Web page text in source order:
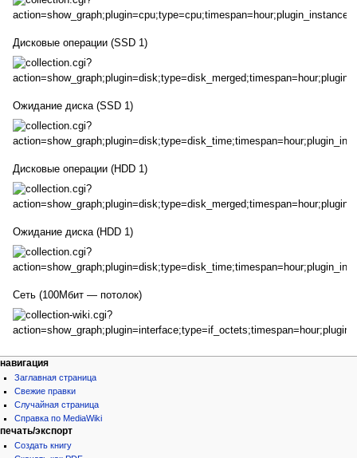
Дисковые операции (SSD 1)
Ожидание диска (SSD 1)
Дисковые операции (HDD 1)
Ожидание диска (HDD 1)
Сеть (100Мбит — потолок)
навигация
Заглавная страница
Свежие правки
Случайная страница
Справка по MediaWiki
печать/экспорт
Создать книгу